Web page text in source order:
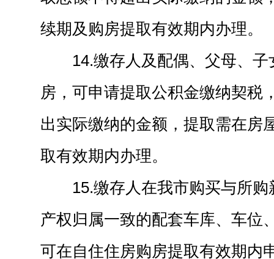
续期及购房提取有效期内办理。
14.缴存人及配偶、父母、
房，可申请提取公积金缴纳契税
出实际缴纳的金额，提取需在房
取有效期内办理。
15.缴存人在我市购买与所
产权归属一致的配套车库、车位
可在自住住房购房提取有效期内